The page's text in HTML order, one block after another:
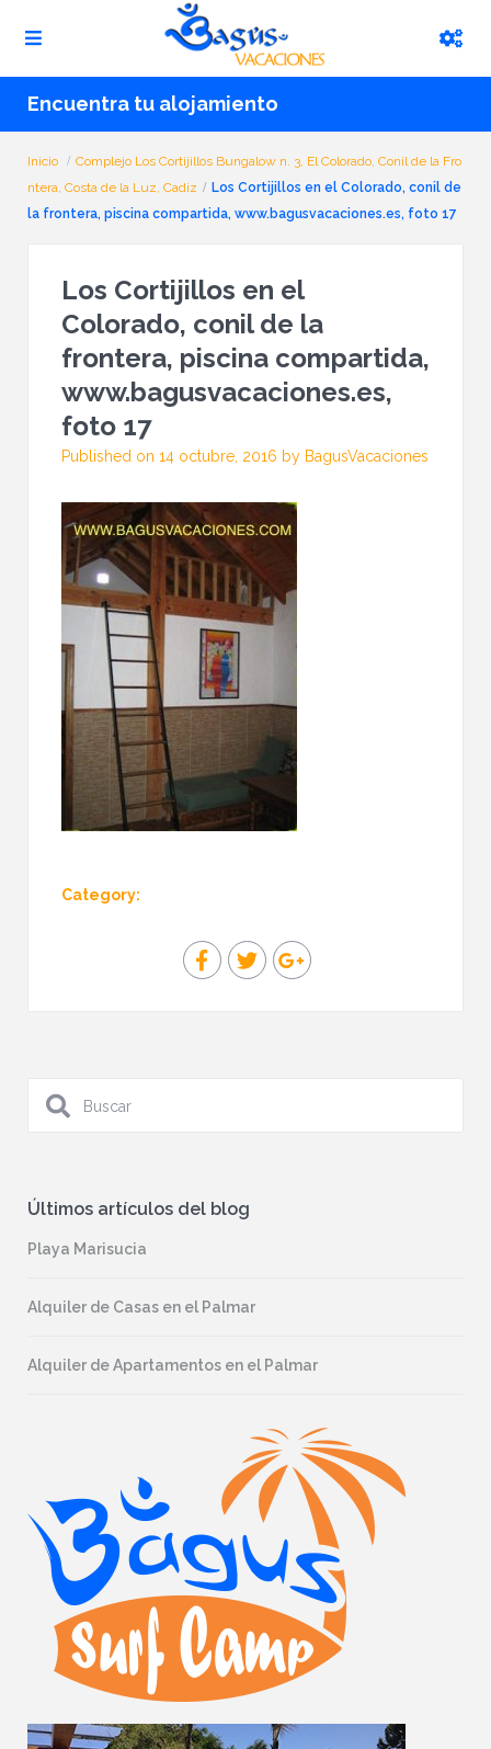
Encuentra tu alojamiento
Inicio
Complejo Los Cortijillos Bungalow n. 3, El Colorado, Conil de la Fro
ntera, Costa de la Luz, Cadiz
Los Cortijillos en el Colorado, conil de
la frontera, piscina compartida, www.bagusvacaciones.es, foto 17
Los Cortijillos en el
Colorado, conil de la
frontera, piscina compartida,
www.bagusvacaciones.es,
foto 17
Published on 14 octubre, 2016 by BagusVacaciones
Category:
Últimos artículos del blog
Playa Marisucia
Alquiler de Casas en el Palmar
Alquiler de Apartamentos en el Palmar